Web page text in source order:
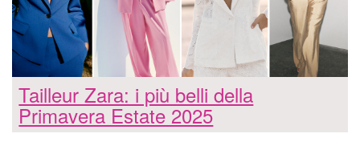
Tailleur Zara: i più belli della
Primavera Estate 2025